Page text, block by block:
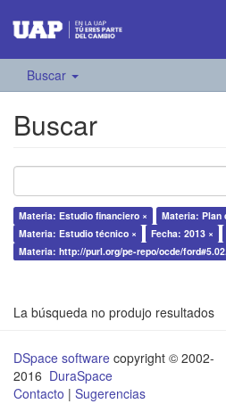
Buscar
Buscar
Materia: Estudio financiero ×
Materia: Plan
Materia: Estudio técnico ×
Fecha: 2013 ×
Materia: http://purl.org/pe-repo/ocde/
La búsqueda no produjo resultados
DSpace software copyright © 2002-
2016 DuraSpace
Contacto | Sugerencias